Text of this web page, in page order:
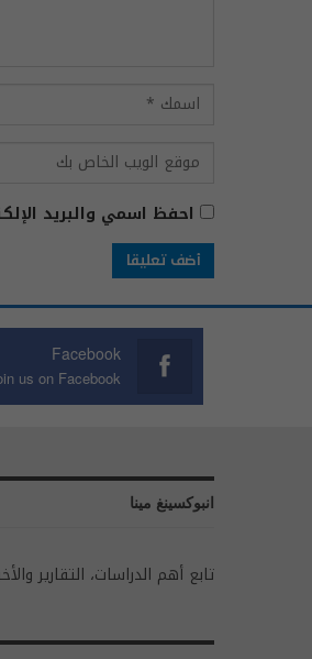
احفظ اسمي والبريد
Facebook
us on Facebook
انبوكسينغ مينا
تابع أهم الدراسات، التقارير